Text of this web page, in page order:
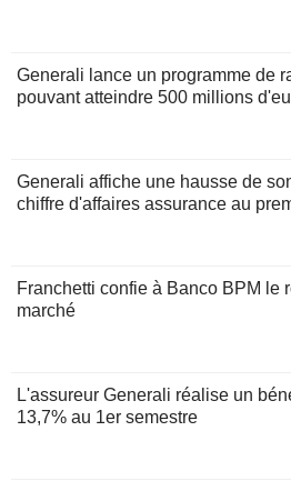
Generali lance un programme de
pouvant atteindre 500 millions
Generali affiche une hausse de
chiffre d'affaires assurance au
Franchetti confie à Banco BPM le
marché
L'assureur Generali réalise un
13,7% au 1er semestre